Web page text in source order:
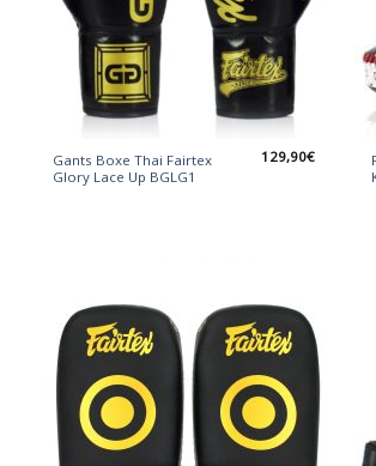
Gants Boxe Thai Fairtex
Glory Lace Up BGLG1
129,90€